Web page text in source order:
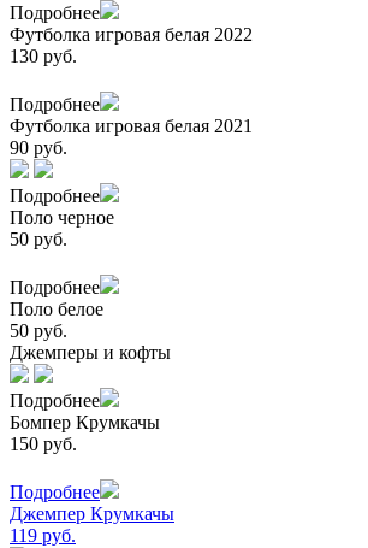
Подробнее
Футболка игровая белая 2022
130 руб.
Подробнее
Футболка игровая белая 2021
90 руб.
Подробнее
Поло черное
50 руб.
Подробнее
Поло белое
50 руб.
Джемперы и кофты
Подробнее
Бомпер Крумкачы
150 руб.
Подробнее
Джемпер Крумкачы
119 руб.